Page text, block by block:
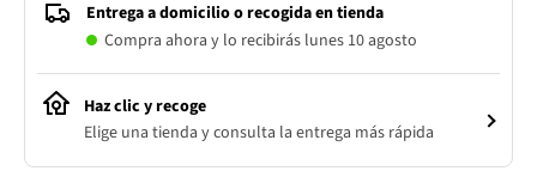
Entrega a domicilio o recogida en tienda
Compra ahora y lo recibirás lunes 10 agosto
Haz clic y recoge
Elige una tienda y consulta la entrega más rápida